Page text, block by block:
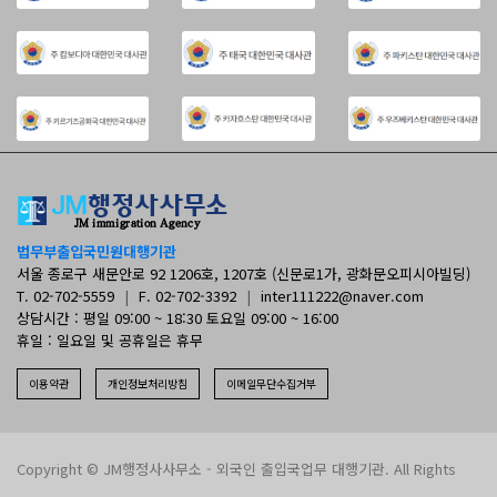
법무부출입국민원대행기관
서울 종로구 새문안로 92 1206호, 1207호 (신문로1가, 광화문오피시아빌딩)
T. 02-702-5559 | F. 02-702-3392 | inter111222@naver.com
상담시간 : 평일 09:00 ~ 18:30 토요일 09:00 ~ 16:00
휴일 : 일요일 및 공휴일은 휴무
이용약관 개인정보처리방침 이메일무단수집거부
Copyright © JM행정사사무소 - 외국인 출입국업무 대행기관. All Rights